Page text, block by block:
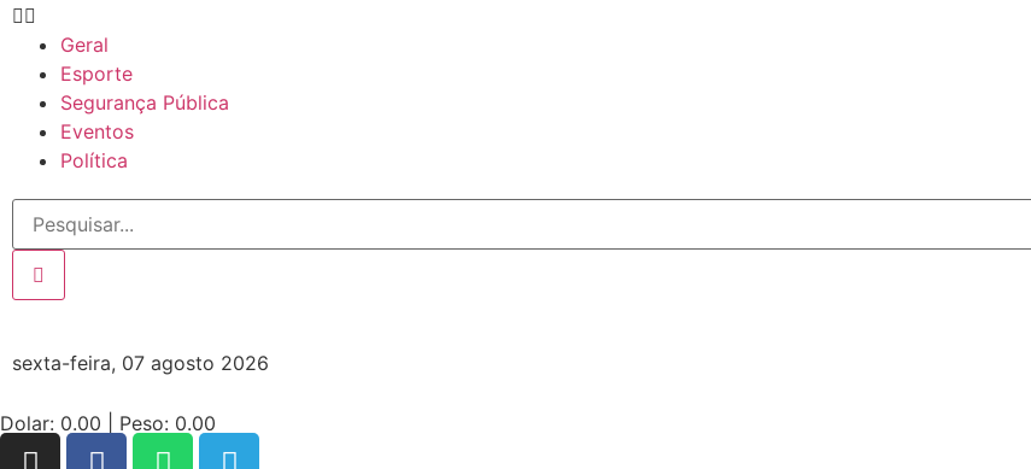
Geral
Esporte
Segurança Pública
Eventos
Política
sexta-feira, 07 agosto 2026
Dolar: 0.00 | Peso: 0.00